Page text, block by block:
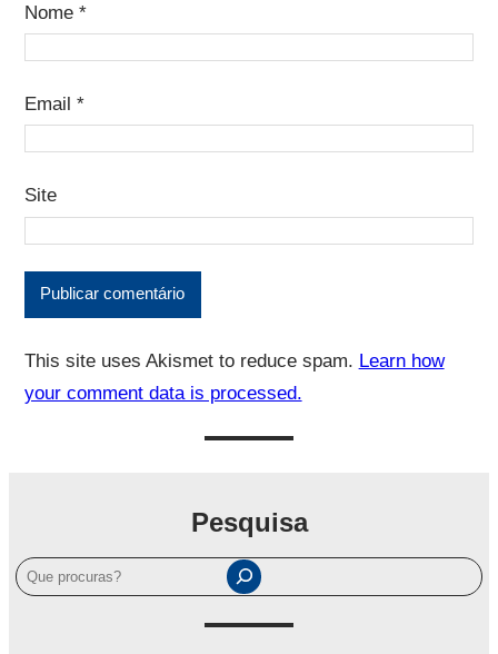
Nome *
Email *
Site
This site uses Akismet to reduce spam. Learn how
your comment data is processed.
Pesquisa
P
e